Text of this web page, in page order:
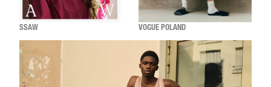
SSAW VOGUE POLAND